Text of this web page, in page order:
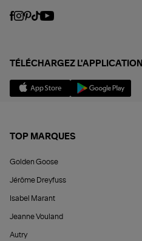
TÉLÉCHARGEZ L'APPLICATION
TOP MARQUES
Golden Goose
Jérôme Dreyfuss
Isabel Marant
Jeanne Vouland
Autry